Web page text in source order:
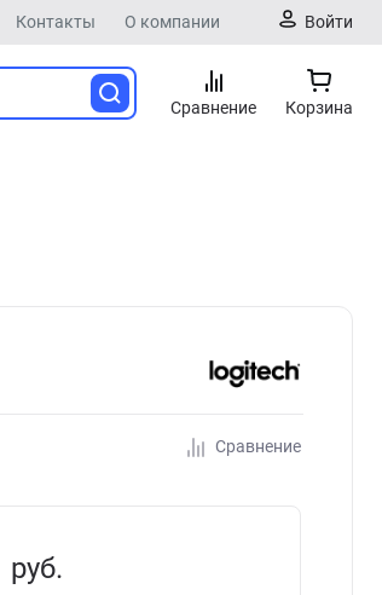
Контакты О компании Войти
Сравнение Корзина
Сравнение
руб.